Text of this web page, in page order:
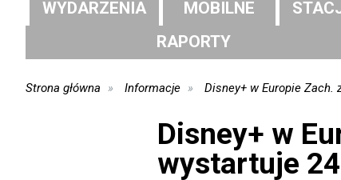
WYDARZENIA MOBILNE
RAPORTY
Strona główna Informacje Disney+ w Europie
Disney+ w
wystartuje